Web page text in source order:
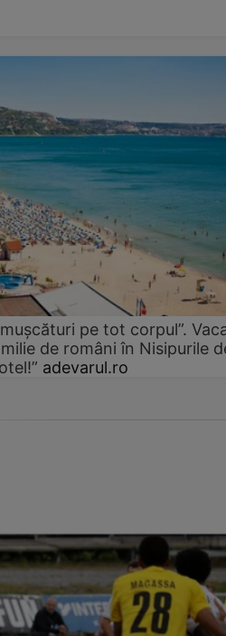
pe tot corpul”.
de români în Nisipurile
adevarul.ro